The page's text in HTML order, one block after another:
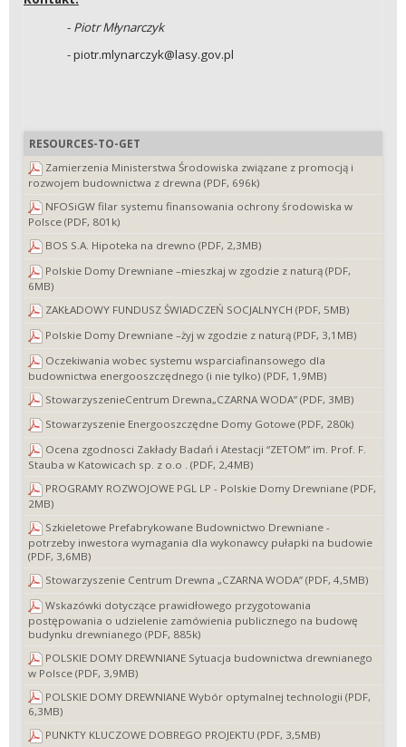
- Piotr Młynarczyk
- piotr.mlynarczyk@lasy.gov.pl
RESOURCES-TO-GET
Zamierzenia Ministerstwa Środowiska związane z promocją i
rozwojem budownictwa z drewna (PDF, 696k)
NFOSiGW filar systemu finansowania ochrony środowiska w
Polsce (PDF, 801k)
BOS S.A. Hipoteka na drewno (PDF, 2,3MB)
Polskie Domy Drewniane –mieszkaj w zgodzie z naturą (PDF,
6MB)
ZAKŁADOWY FUNDUSZ ŚWIADCZEŃ SOCJALNYCH (PDF, 5MB)
Polskie Domy Drewniane –żyj w zgodzie z naturą (PDF, 3,1MB)
Oczekiwania wobec systemu wsparciafinansowego dla
budownictwa energooszczędnego (i nie tylko) (PDF, 1,9MB)
StowarzyszenieCentrum Drewna„CZARNA WODA” (PDF, 3MB)
Stowarzyszenie Energooszczędne Domy Gotowe (PDF, 280k)
Ocena zgodnosci Zakłady Badań i Atestacji “ZETOM” im. Prof. F.
Stauba w Katowicach sp. z o.o . (PDF, 2,4MB)
PROGRAMY ROZWOJOWE PGL LP - Polskie Domy Drewniane (PDF,
2MB)
Szkieletowe Prefabrykowane Budownictwo Drewniane -
potrzeby inwestora wymagania dla wykonawcy pułapki na budowie
(PDF, 3,6MB)
Stowarzyszenie Centrum Drewna „CZARNA WODA” (PDF, 4,5MB)
Wskazówki dotyczące prawidłowego przygotowania
postępowania o udzielenie zamówienia publicznego na budowę
budynku drewnianego (PDF, 885k)
POLSKIE DOMY DREWNIANE Sytuacja budownictwa drewnianego
w Polsce (PDF, 3,9MB)
POLSKIE DOMY DREWNIANE Wybór optymalnej technologii (PDF,
6,3MB)
PUNKTY KLUCZOWE DOBREGO PROJEKTU (PDF, 3,5MB)